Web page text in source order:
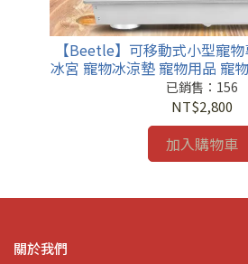
【Beetle】可移動式小型寵
冰宮 寵物冰涼墊 寵物用品 寵物降溫 電源線防咬
寵物鼠 寵物兔 涼
已銷售：156
NT$2,800
加入購物車
關於我們